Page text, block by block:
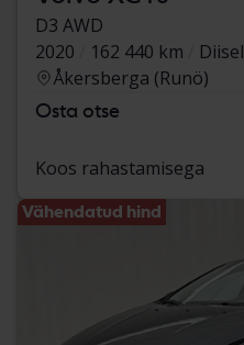
D3 AWD
2020
162 440 km
Diisel
Åkersberga (Runö)
Osta otse
Koos rahastamisega
Vähendatud hind